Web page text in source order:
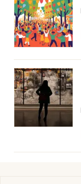
Mon email